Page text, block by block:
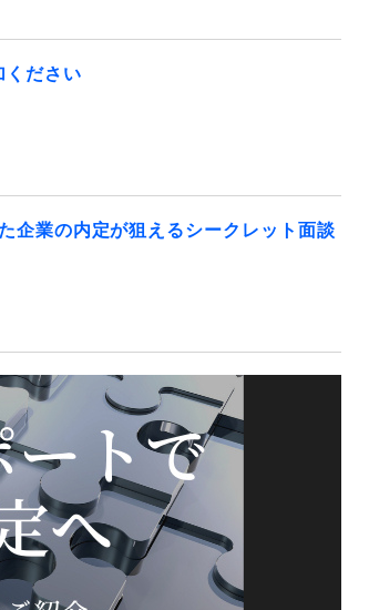
ください
企業の内定が狙えるシークレット面談